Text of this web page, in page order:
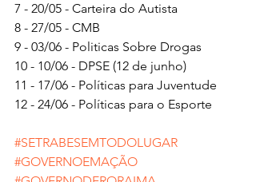
7 - 20/05 - Carteira do Autista
8 - 27/05 - CMB
9 - 03/06 - Politicas Sobre Drogas
10 - 10/06 - DPSE (12 de junho)
11 - 17/06 - Políticas para Juventude
12 - 24/06 - Políticas para o Esporte
#SETRABESEMTODOLUGAR
#GOVERNOEMAÇÃO